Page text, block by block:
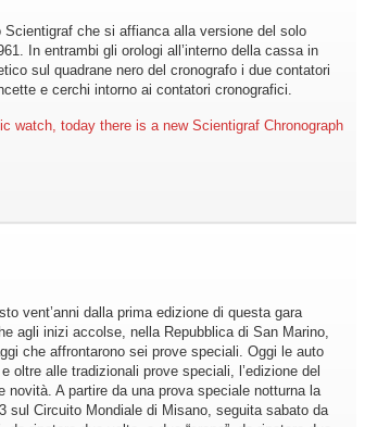
che si affianca alla versione del solo
In entrambi gli orologi all’interno della cassa in
sul quadrane nero del cronografo i due contatori
e cerchi intorno ai contatori cronografici.
watch, today there is a new Scientigraf Chronograph
vent’anni dalla prima edizione di questa gara
agli inizi accolse, nella Repubblica di San Marino,
che affrontarono sei prove speciali. Oggi le auto
oltre alle tradizionali prove speciali, l’edizione del
novità. A partire da una prova speciale notturna la
sul Circuito Mondiale di Misano, seguita sabato da